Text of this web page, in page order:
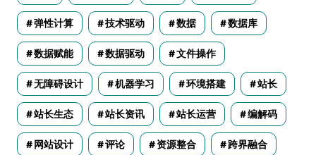
弹性计算 技术驱动 数据 数据库
数据赋能 数据驱动 文件操作
无障碍设计 机器学习 环境搭建 站长
站长生态 站长资讯 站长运营 编解码
网站设计 评论 资源整合 跨界融合